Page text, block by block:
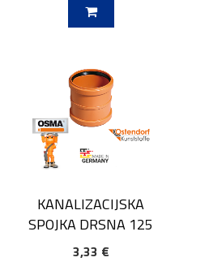
KANALIZACIJSKA
SPOJKA DRSNA 125
3,33 €